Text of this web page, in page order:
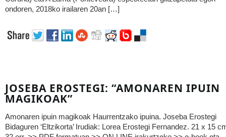
ondoren, 2018ko irailaren 20an […]
JOSEBA EROSTEGI: “AMONAREN IPUIN
MAGIKOAK”
Amonaren ipuin magikoak Haurrentzako ipuina. Joseba Erostegi
Bidaguren ‘Eltzikorta’ Irudiak: Lorea Erostegi Fernandez. 21 x 15